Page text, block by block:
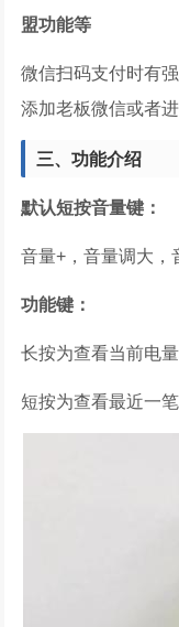
盟功能等
微信扫码支付时有
添加老板微信或者
三、功能介绍
默认短按音量键：
音量+，音量调大，
功能键：
长按为查看当前电
短按为查看最近一